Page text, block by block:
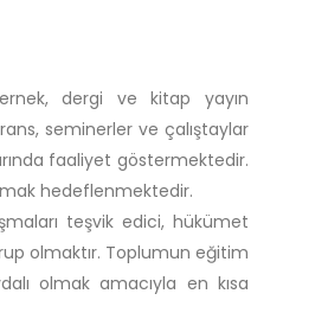
dergi ve kitap yayın
seminerler ve çalıştaylar
faaliyet göstermektedir.
hedeflenmektedir.
teşvik edici, hükümet
olmaktır. Toplumun eğitim
olmak amacıyla en kısa